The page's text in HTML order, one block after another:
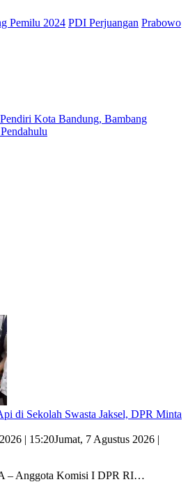
Pemilu 2024 PDI Perjuangan Prabowo
Kota Bandung, Bambang
di Sekolah Swasta Jaksel, DPR Minta
| 15:20Jumat, 7 Agustus 2026 |
– Anggota Komisi I DPR RI…